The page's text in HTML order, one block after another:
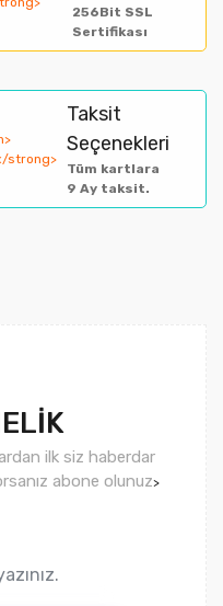
256Bit SSL
Sertifikası
Taksit
Seçenekleri
Tüm kartlara
9 Ay taksit.
ilk siz haberdar
abone olunuz>